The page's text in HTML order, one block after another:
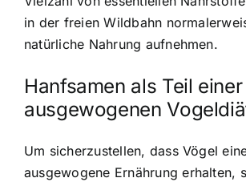
in der freien Wildbahn
natürliche Nahrung aufnehmen.
Hanfsamen als Teil einer
ausgewogenen
Um sicherzustellen, dass Vögel
ausgewogene Ernährung erhalten,